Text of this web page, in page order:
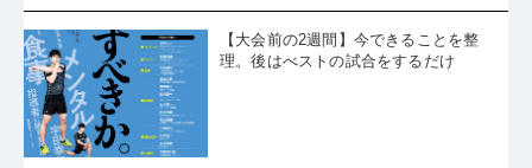
・天皇杯・皇后杯 2026年全日本卓球選手権大会（一般・ジュニア
の部）各種目の入賞者はこちら
・松島輝空の猛攻を止められなかった篠塚大登「本当にもう途中
から、何もすることがなかった」
・2連覇達成、松島輝空の優勝会見「今年は世界ランキング5位以
内を目指したい」
・早田ひな、敗れてなお第一人者の貫禄示す「準優勝はもちろん
悔しいですけど、思ったよりうまくできたな、という感覚はあ
る」
・「小さい頃から全日本で優勝するのが私の中での大きな目標だ
【大会前の2週間】今できることを整
理。後はべストの試合をするだけ